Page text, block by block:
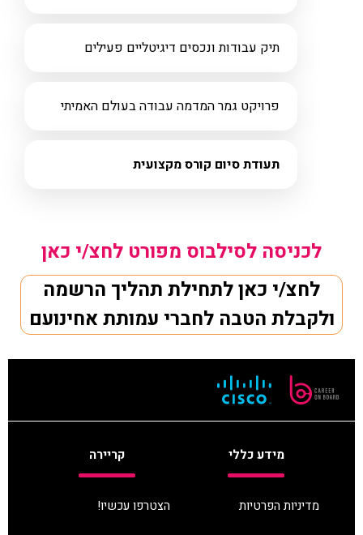
תיק עבודות ונכסים דיגיטליים פעילים
פרויקט גמר המדמה עבודה בעולם האמיתי
תעודת סיום קורס מקצועית
לכניסה לסילבוס מפורט לחצ/י כאן
לחצ/י כאן לתחילת תהליך הרשמה
ולקבלת הטבה לחברי עמותת אחינועם
מידע כללי
מדיניות הפרטיות
קריירה
הצטרפו עכשיו!